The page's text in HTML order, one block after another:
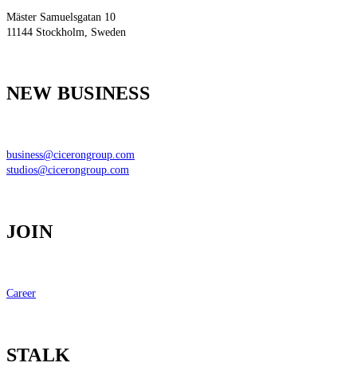
Mäster Samuelsgatan 10
11144 Stockholm, Sweden
NEW BUSINESS
business@cicerongroup.com
studios@cicerongroup.com
JOIN
Career
STALK